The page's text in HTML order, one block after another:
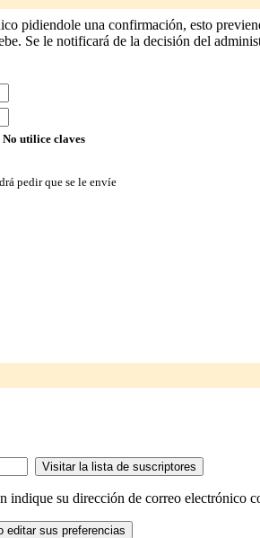
pidiendole una confirmación, esto
Se le notificará de la decisión del
No utilice claves
pedir que se le envíe
indique su dirección de correo electrónico